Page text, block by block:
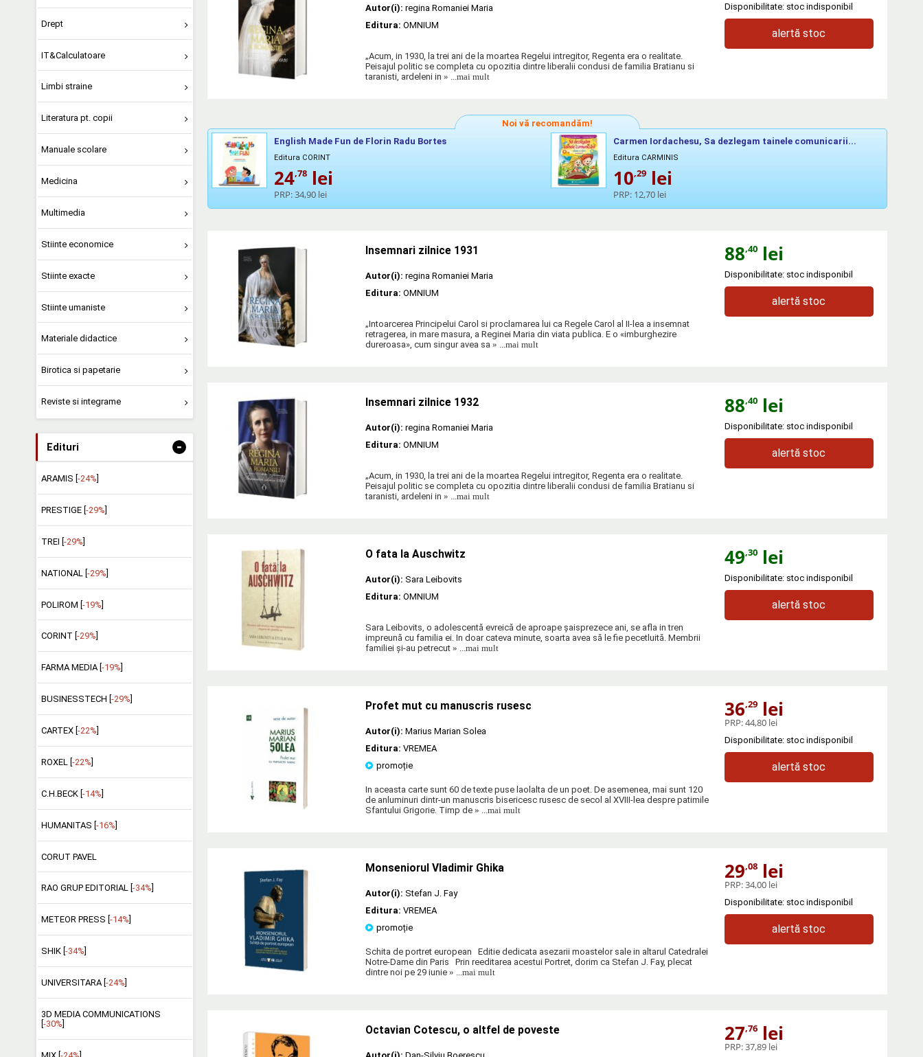
Drept
IT&Calculatoare
Limbi straine
Literatura pt. copii
Manuale scolare
Medicina
Multimedia
Stiinte economice
Stiinte exacte
Stiinte umaniste
Materiale didactice
Birotica si papetarie
Reviste si integrame
Edituri -
ARAMIS [ -24%
PRESTIGE [ -29%
TREI [ -29%
NATIONAL [-29%]
POLIROM [-19%]
CORINT [ -29%
FARMA MEDIA [ -19%
BUSINESSTECH [ -29%
CARTEX [ -22%
ROXEL [ -22%
C.H.BECK [ -14%
HUMANITAS [-16%]
CORUT PAVEL
RAO GRUP EDITORIAL [ -34%
METEOR PRESS [ -14%
SHIK [ -34%
UNIVERSITARA [ -24%
3D MEDIA COMMUNICATIONS
-30%
Autor(i): regina Romaniei Maria
Editura: OMNIUM
„Acum, in 1930, la trei ani de la moartea Regelui intregitor, Regenta era o realitate.
Peisajul politic se completa cu opozitia dintre liberalii condusi de familia Bratianu si
taranisti, ardeleni in » ...mai mult
Disponibilitate: stoc indisponibil
alertă stoc
Noi vă recomandăm!
English Made Fun de Florin Radu Bortes
Editura CORINT
24,78 lei
PRP:34,90 lei
Carmen Iordachesu, Sa dezlegam tainele comunicarii...
Editura CARMINIS
10,29 lei
PRP: 12,70 lei
Insemnari zilnice 1931
Autor(i): regina Romaniei Maria
Editura: OMNIUM
„Intoarcerea Principelui Carol si proclamarea lui ca Regele Carol al II-lea a insemnat
retragerea, in mare masura, a Reginei Maria din viata publica. E o «imburghezire
dureroasa», cum singur avea sa » ...mai mult
88,40lei
Disponibilitate: stoc indisponibil
alertă stoc
Insemnari zilnice 1932
Autor(i): regina Romaniei Maria
Editura: OMNIUM
„Acum, in 1930, la trei ani de la moartea Regelui intregitor, Regenta era o realitate.
Peisajul politic se completa cu opozitia dintre liberalii condusi de familia Bratianu si
taranisti, ardeleni in » ...mai mult
88,40lei
Disponibilitate: stoc indisponibil
alertă stoc
O fata la Auschwitz
Autor(i): Sara Leibovits
Editura: OMNIUM
Sara Leibovits, o adolescentă evreică de aproape șaisprezece ani, se afla in tren
impreună cu familia ei. In doar cateva minute, soarta avea să le fie pecetluită. Membrii
familiei și-au petrecut » ...mai mult
49,30lei
Disponibilitate: stoc indisponibil
alertă stoc
Profet mut cu manuscris rusesc
Autor(i): Marius Marian Solea
Editura: VREMEA
promoție
In aceasta carte sunt 60 de texte puse laolalta de un poet. De asemenea, mai sunt 120
de anluminuri dintr-un manuscris bisericesc rusesc de secol al XVIII-lea despre patimile
Sfantului Grigorie. Timp de » ...mai mult
36,29lei
PRP:44,80 lei
Disponibilitate: stoc indisponibil
alertă stoc
Monseniorul Vladimir Ghika
Autor(i): Stefan J. Fay
Editura: VREMEA
promoție
Schita de portret european Editie dedicata asezarii moastelor sale in altarul Catedralei
Notre-Dame din Paris Prin reeditarea acestui Portret, dorim ca Stefan J. Fay, plecat
dintre noi pe 29 iunie » ...mai mult
29,08lei
PRP:34,00 lei
Disponibilitate: stoc indisponibil
alertă stoc
Octavian Cotescu, o altfel de poveste 27,76lei
PRP:37,89 lei